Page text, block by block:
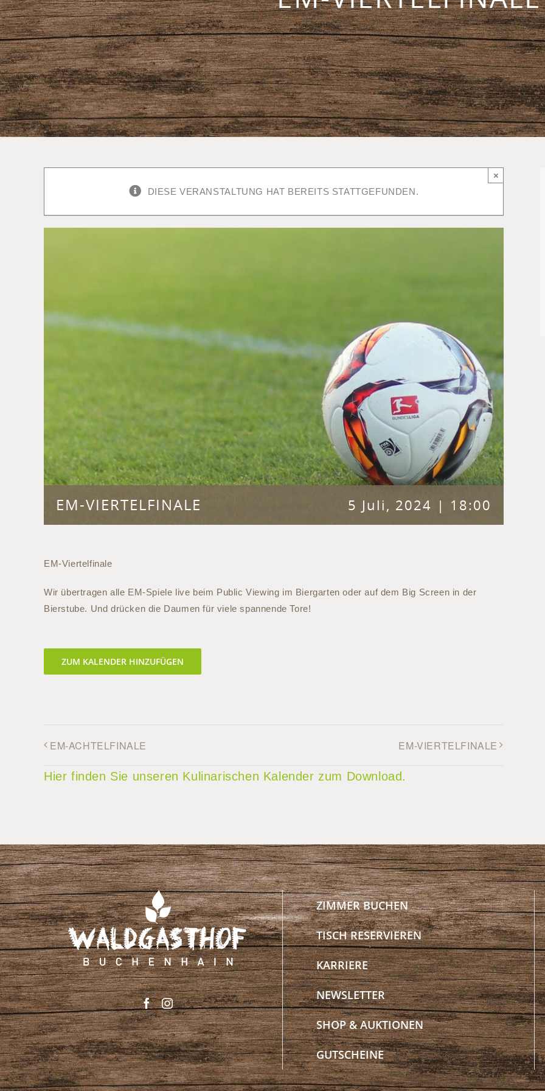
DIESE VERANSTALTUNG HAT BEREITS STATTGEFUNDEN.
×
EM-VIERTELFINALE 5 Juli, 2024 | 18:00
EM-Viertelfinale
Wir übertragen alle EM-Spiele live beim Public Viewing im Biergarten oder auf dem Big Screen in der
Bierstube. Und drücken die Daumen für viele spannende Tore!
ZUM KALENDER HINZUFÜGEN
EM-ACHTELFINALE EM-VIERTELFINALE
Hier finden Sie unseren Kulinarischen Kalender zum Download.
ZIMMER BUCHEN
TISCH RESERVIEREN
KARRIERE
NEWSLETTER
SHOP & AUKTIONEN
GUTSCHEINE